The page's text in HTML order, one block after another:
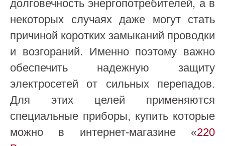
долговечность энергопотребителей, а в
некоторых случаях даже могут стать
причиной коротких замыканий проводки
и возгораний. Именно поэтому важно
обеспечить надежную защиту
электросетей от сильных перепадов.
Для этих целей применяются
специальные приборы, купить которые
можно в интернет-магазине «220